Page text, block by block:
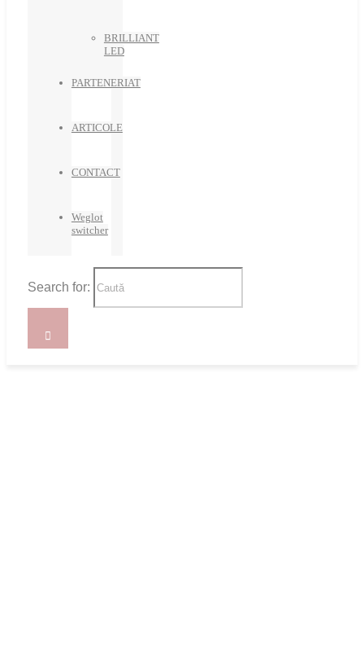
BRILLIANT
LED
PARTENERIAT
ARTICOLE
CONTACT
Weglot
switcher
Search for: